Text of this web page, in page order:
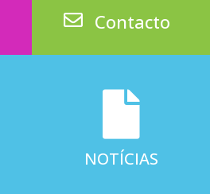
 Contacto

NOTÍCIAS